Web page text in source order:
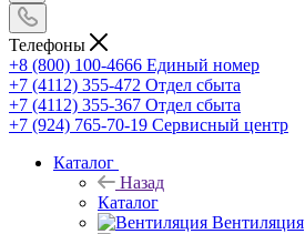
Телефоны
+8 (800) 100-4666 Единый номер
+7 (4112) 355-472 Отдел сбыта
+7 (4112) 355-367 Отдел сбыта
+7 (924) 765-70-19 Сервисный центр
Каталог
Назад
Каталог
Вентиляция